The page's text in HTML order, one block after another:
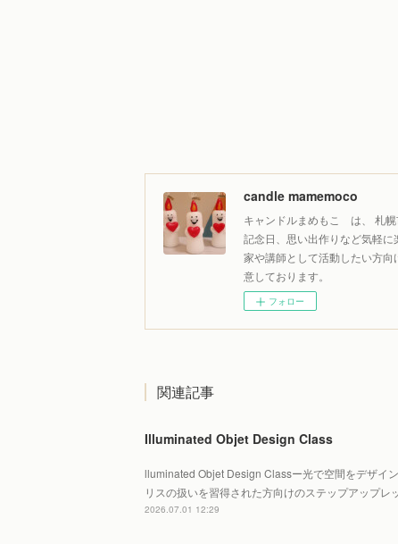
candle mamemoco
キャンドルまめもこ は、 札幌
記念日、思い出作りなど気軽
家や講師として活動したい方
意しております。
フォロー
関連記事
Illuminated Objet Design Class
lluminated Objet Design Classー光で空間をデザイ
リスの扱いを習得された方向けのステップアップレ
2026.07.01 12:29